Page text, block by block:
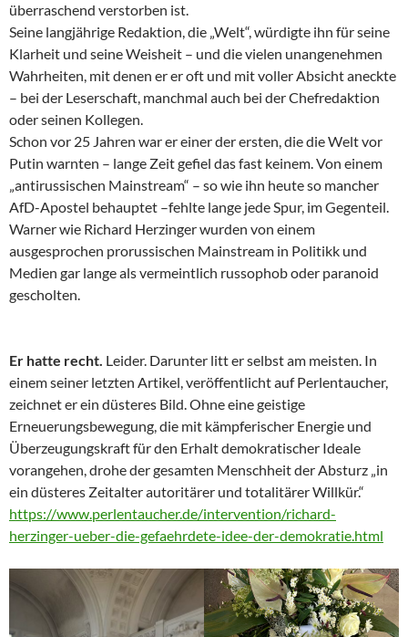
überraschend verstorben ist.
Seine langjährige Redaktion, die „Welt“, würdigte ihn für seine
Klarheit und seine Weisheit – und die vielen unangenehmen
Wahrheiten, mit denen er er oft und mit voller Absicht aneckte
– bei der Leserschaft, manchmal auch bei der Chefredaktion
oder seinen Kollegen.
Schon vor 25 Jahren war er einer der ersten, die die Welt vor
Putin warnten – lange Zeit gefiel das fast keinem. Von einem
„antirussischen Mainstream“ – so wie ihn heute so mancher
AfD-Apostel behauptet –fehlte lange jede Spur, im Gegenteil.
Warner wie Richard Herzinger wurden von einem
ausgesprochen prorussischen Mainstream in Politikk und
Medien gar lange als vermeintlich russophob oder paranoid
gescholten.
Er hatte recht. Leider. Darunter litt er selbst am meisten. In
einem seiner letzten Artikel, veröffentlicht auf Perlentaucher,
zeichnet er ein düsteres Bild. Ohne eine geistige
Erneuerungsbewegung, die mit kämpferischer Energie und
Überzeugungskraft für den Erhalt demokratischer Ideale
vorangehen, drohe der gesamten Menschheit der Absturz „in
ein düsteres Zeitalter autoritärer und totalitärer Willkür.“
https://www.perlentaucher.de/intervention/richard-
herzinger-ueber-die-gefaehrdete-idee-der-demokratie.html